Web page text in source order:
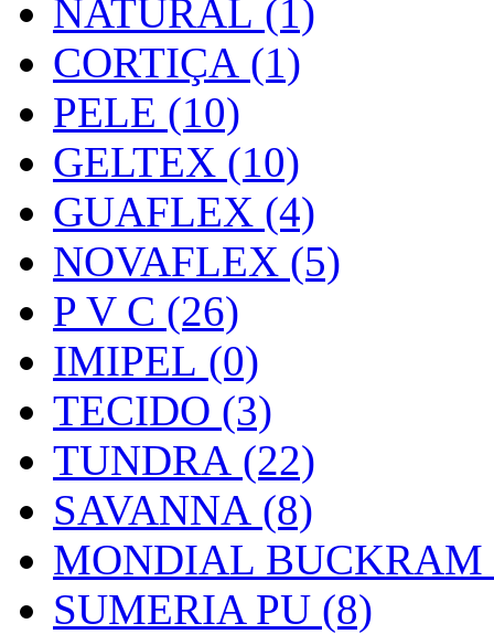
NATURAL (1)
CORTIÇA (1)
PELE (10)
GELTEX (10)
GUAFLEX (4)
NOVAFLEX (5)
P V C (26)
IMIPEL (0)
TECIDO (3)
TUNDRA (22)
SAVANNA (8)
MONDIAL BUCKRAM
SUMERIA PU (8)